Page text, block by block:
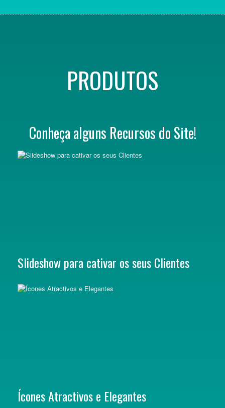
PRODUTOS
Conheça alguns Recursos do Site!
Slideshow para cativar os seus Clientes
Ícones Atractivos e Elegantes